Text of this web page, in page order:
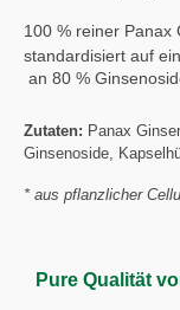
100 % reiner Panax
standardisiert auf
an 80 %
Zutaten: Panax
Ginsenoside,
* aus pflanzlicher
Pure Qualität